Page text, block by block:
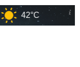
42°C 10